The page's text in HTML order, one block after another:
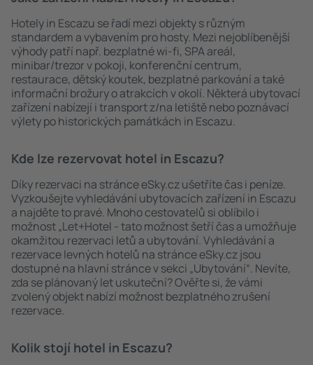
Hotely in Escazu se řadí mezi objekty s různým
standardem a vybavením pro hosty. Mezi nejoblíbenější
výhody patří např. bezplatné wi-fi, SPA areál,
minibar/trezor v pokoji, konferenční centrum,
restaurace, dětský koutek, bezplatné parkování a také
informační brožury o atrakcích v okolí. Některá ubytovací
zařízení nabízejí i transport z/na letiště nebo poznávací
výlety po historických památkách in Escazu.
Kde lze rezervovat hotel in Escazu?
Díky rezervaci na stránce eSky.cz ušetříte čas i peníze.
Vyzkoušejte vyhledávání ubytovacích zařízení in Escazu
a najděte to pravé. Mnoho cestovatelů si oblíbilo i
možnost „Let+Hotel - tato možnost šetří čas a umožňuje
okamžitou rezervaci letů a ubytování. Vyhledávání a
rezervace levných hotelů na stránce eSky.cz jsou
dostupné na hlavní stránce v sekci „Ubytování“. Nevíte,
zda se plánovaný let uskuteční? Ověřte si, že vámi
zvolený objekt nabízí možnost bezplatného zrušení
rezervace.
Kolik stojí hotel in Escazu?